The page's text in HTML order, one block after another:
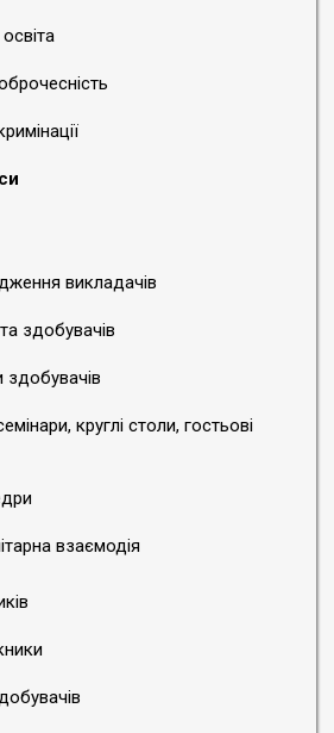
викладачів
здобувачів
здобувачів
круглі столи, гостьові
взаємодія